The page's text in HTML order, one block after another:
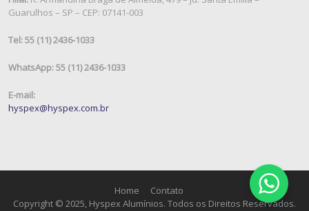
Guarulhos – SP – CEP: 07141-003
Tel: 55 (11) 2436-1033
WhatsApp: 55 (11) 2436-1033
E-mail:
hyspex@hyspex.com.br
Home
Contato
Copyright © 2025, Hyspex Alumínios. Todos os Direitos Reservados.